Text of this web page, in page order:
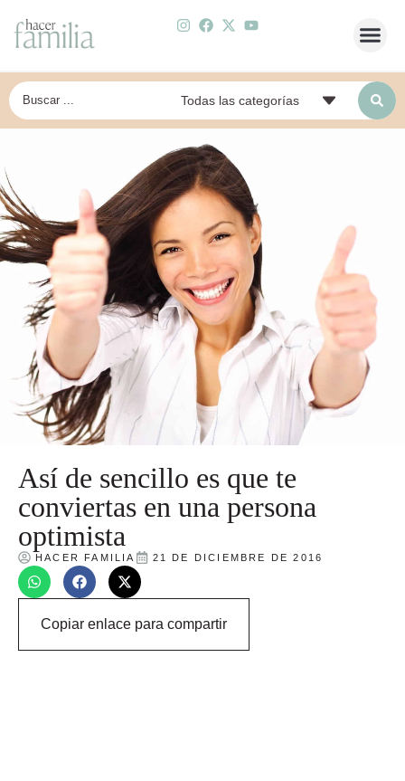
Así de sencillo es que te
conviertas en una persona
optimista
HACER FAMILIA 21 DE DICIEMBRE DE 2016
Copiar enlace para compartir